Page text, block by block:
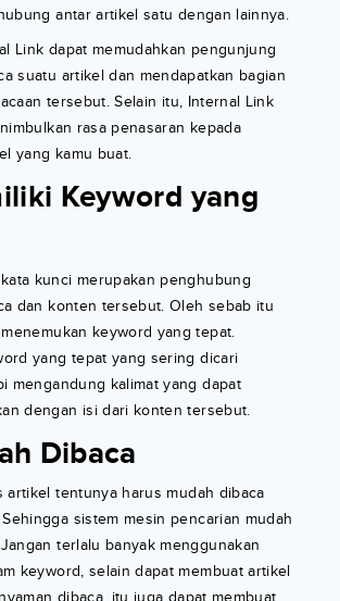
antar artikel satu dengan lainnya.
Link dapat memudahkan pengunjung
suatu artikel dan mendapatkan bagian
tersebut. Selain itu, Internal Link
rasa penasaran kepada
yang kamu buat.
Keyword yang
kunci merupakan penghubung
dan konten tersebut. Oleh sebab itu
keyword yang tepat.
yang tepat yang sering dicari
mengandung kalimat yang dapat
dengan isi dari konten tersebut.
Dibaca
artikel tentunya harus mudah dibaca
sistem mesin pencarian mudah
terlalu banyak menggunakan
keyword, selain dapat membuat artikel
dibaca, itu juga dapat membuat